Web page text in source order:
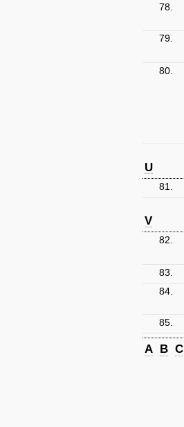
78.
79.
80.
U
81.
V
82.
83.
84.
85.
A B C